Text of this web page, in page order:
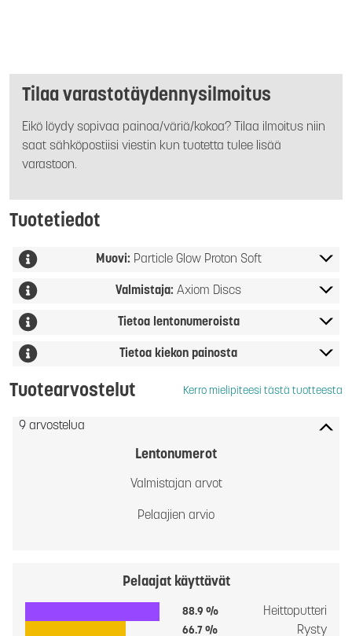
Tilaa varastotäydennysilmoitus
Eikö löydy sopivaa painoa/väriä/kokoa? Tilaa ilmoitus niin
saat sähköpostiisi viestin kun tuotetta tulee lisää
varastoon.
Tuotetiedot
Muovi: Particle Glow Proton Soft
Valmistaja: Axiom Discs
Tietoa lentonumeroista
Tietoa kiekon painosta
Tuotearvostelut Kerro mielipiteesi tästä tuotteesta
9 arvostelua
Lentonumerot
Valmistajan arvot
Pelaajien arvio
Pelaajat käyttävät
88.9 % Heittoputteri
66.7 % Rysty